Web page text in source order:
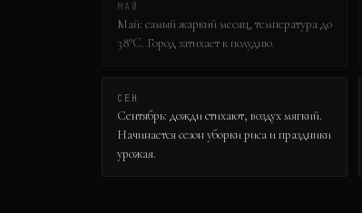
МАЙ
Май: самый жаркий месяц, температура до
38°C. Город затихает к полудню.
СЕН
Сентябрь: дожди стихают, воздух мягкий.
Начинается сезон уборки риса и праздники
урожая.